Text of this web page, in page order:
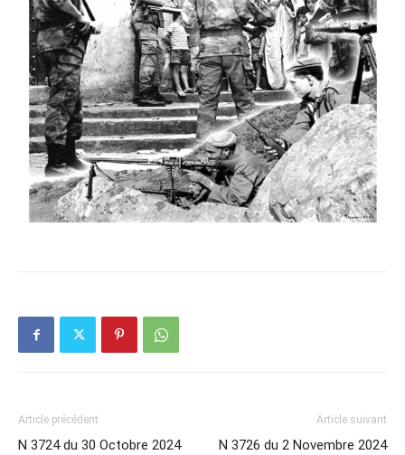
Article précédent
N 3724 du 30 Octobre 2024
Article suivant
N 3726 du 2 Novembre 2024